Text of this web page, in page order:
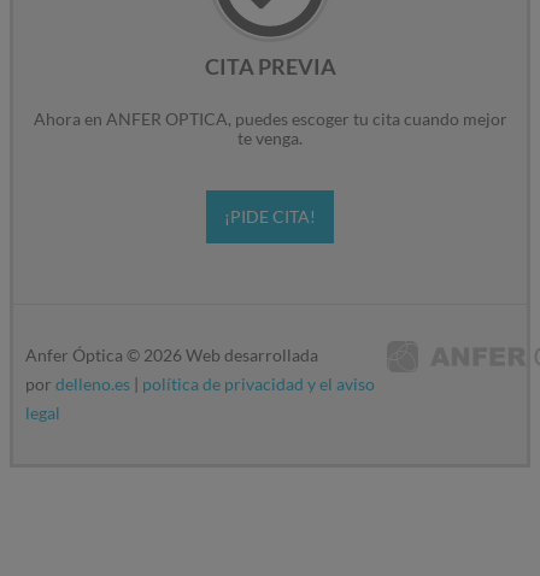
CITA PREVIA
Ahora en ANFER OPTICA, puedes escoger tu cita cuando mejor
te venga.
¡PIDE CITA!
Anfer Óptica © 2026Web desarrollada
por delleno.es | política de privacidad y el aviso
legal